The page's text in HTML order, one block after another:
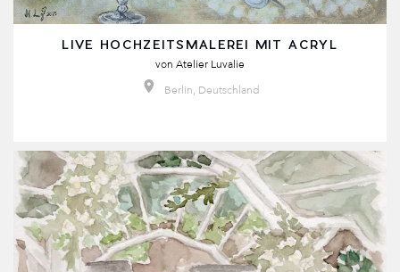
LIVE HOCHZEITSMALEREI MIT ACRYL
von Atelier Luvalie
Berlin, Deutschland